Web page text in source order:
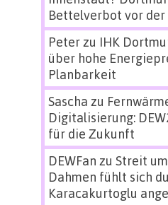
Bettelverbot vor
Peterzu IHK
über hohe
Planbarkeit
Sascha zu
Digitalisierung:
für die Zukunft
DEWFan zu Streit
Dahmen fühlt sich
Karacakurtoglu